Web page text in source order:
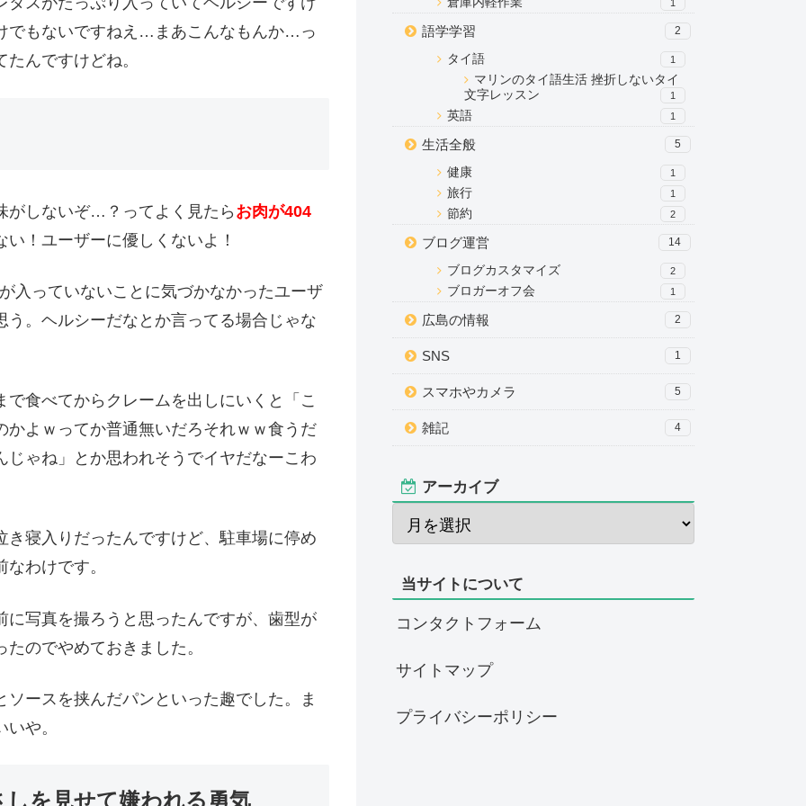
でもないですねえ…まあこんなもんか…っ
んですけどね。
がしないぞ…？ってよく見たら お肉が404
！ユーザーに優しくないよ！
入っていないことに気づかなかったユーザ
。ヘルシーだなとか言ってる場合じゃな
食べてからクレームを出しにいくと「こ
よｗってか普通無いだろそれｗｗ食うだ
ゃね」とか思われそうでイヤだなーこわ
寝入りだったんですけど、駐車場に停め
わけです。
写真を撮ろうと思ったんですが、歯型が
のでやめておきました。
ースを挟んだパンといった趣でした。ま
や。
を見せて嫌われる勇気
1
語学学習 2
タイ語 1
マリンのタイ語生活 挫折しないタイ
文字レッスン
1
英語 1
生活全般 5
健康 1
旅行 1
節約 2
ブログ運営 14
ブログカスタマイズ 2
ブロガーオフ会 1
広島の情報 2
SNS 1
スマホやカメラ 5
雑記 4
アーカイブ
当サイトについて
コンタクトフォーム
サイトマップ
プライバシーポリシー